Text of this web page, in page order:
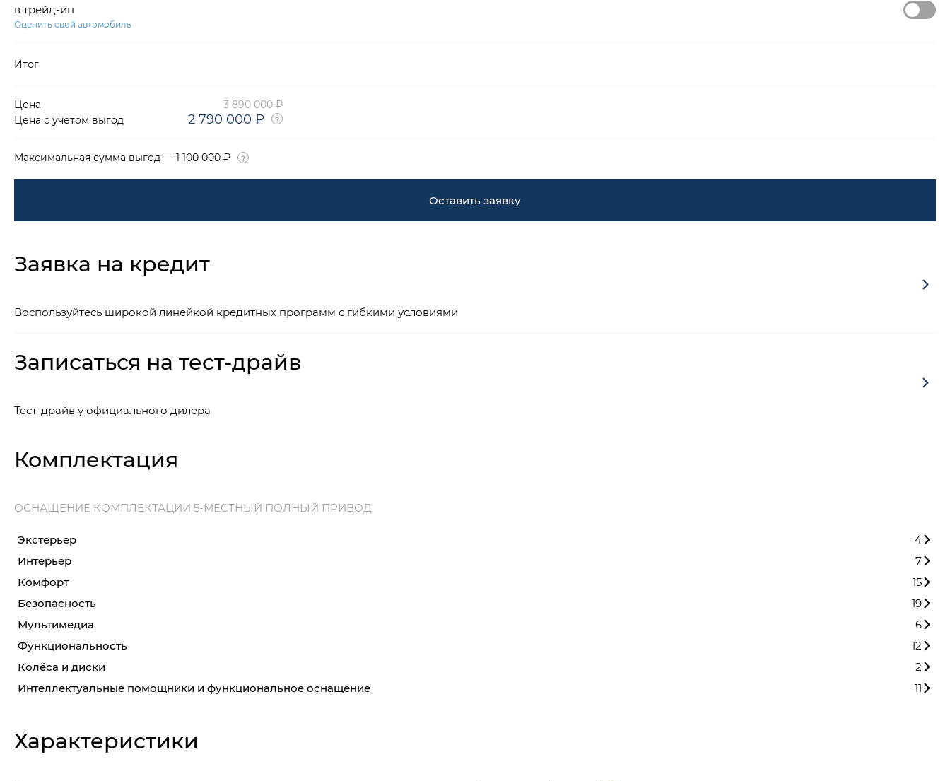
в трейд-ин
Оценить свой автомобиль
Итог
Цена
3 890 000 ₽
Цена с учетом выгод
2 790 000 ₽
Максимальная сумма выгод — 1 100 000 ₽
Оставить заявку
Заявка на кредит
Воспользуйтесь широкой линейкой кредитных программ с гибкими условиями
Записаться на тест-драйв
Тест-драйв у официального дилера
Комплектация
ОСНАЩЕНИЕ КОМПЛЕКТАЦИИ 5-МЕСТНЫЙ ПОЛНЫЙ ПРИВОД
Экстерьер
4
Интерьер
7
Комфорт
15
Безопасность
19
Мультимедиа
6
Функциональность
12
Колёса и диски
2
Интеллектуальные помощники и функциональное оснащение
11
Характеристики